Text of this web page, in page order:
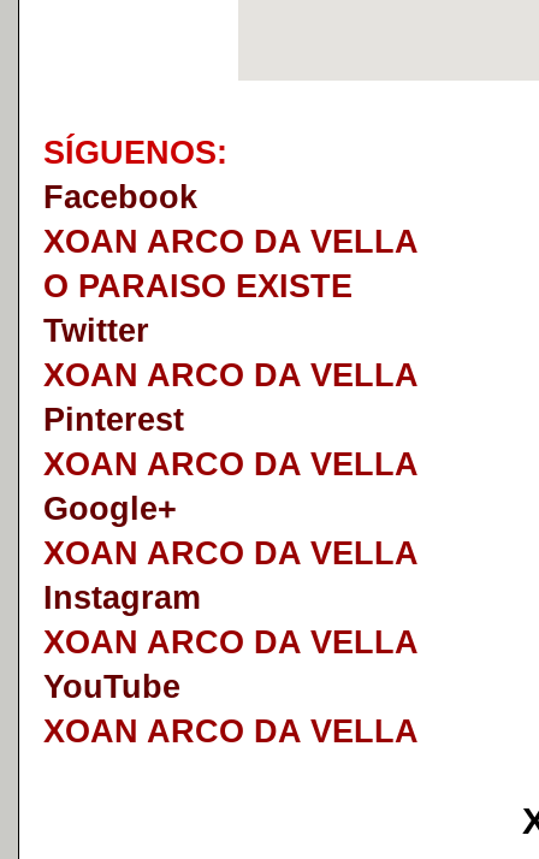
SÍGUENOS:
Facebook
XOAN ARCO DA VELLA
O PARAISO EXISTE
Twitter
XOAN ARCO DA VELLA
Pinterest
XOAN ARCO DA VELLA
Google+
XOAN ARCO DA VELLA
Instagram
XOAN ARCO DA VELLA
YouTube
XOAN ARCO DA VELLA